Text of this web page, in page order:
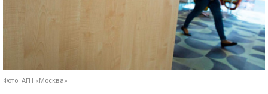
Фото: АГН «Москва»